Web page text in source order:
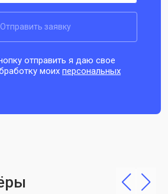
Отправить заявку
отправить я даю свое
моихперсональных